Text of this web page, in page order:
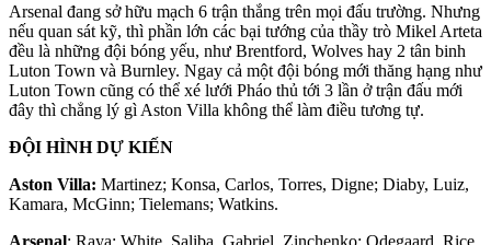
Arsenal đang sở hữu mạch 6 trận thắng trên mọi đấu trường. Nhưng
nếu quan sát kỹ, thì phần lớn các bại tướng của thầy trò Mikel Arteta
đều là những đội bóng yếu, như Brentford, Wolves hay 2 tân binh
Luton Town và Burnley. Ngay cả một đội bóng mới thăng hạng như
Luton Town cũng có thể xé lưới Pháo thủ tới 3 lần ở trận đấu mới
đây thì chẳng lý gì Aston Villa không thể làm điều tương tự.
ĐỘI HÌNH DỰ KIẾN
Aston Villa: Martinez; Konsa, Carlos, Torres, Digne; Diaby, Luiz,
Kamara, McGinn; Tielemans; Watkins.
Arsenal: Raya; White, Saliba, Gabriel, Zinchenko; Odegaard, Rice,